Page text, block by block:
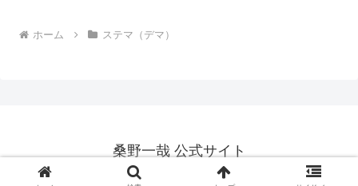
ホーム ステマ（デマ）
桑野一哉 公式サイト
Copyright © 2012-2026 桑野一哉 公式サイト All Rights Reserved.